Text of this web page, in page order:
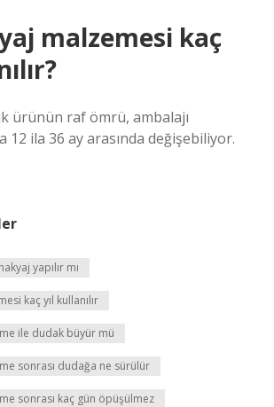
malzemesi kaç
ürünün raf ömrü, ambalajı
12 ila 36 ay arasında değişebiliyor.
yapılır mı
kaç yıl kullanılır
ile dudak büyür mü
sonrası dudağa ne sürülür
sonrası kaç gün öpüşülmez